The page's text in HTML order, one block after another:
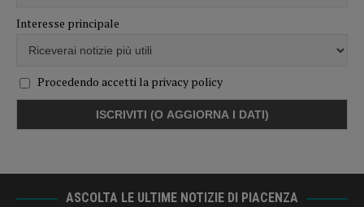
Interesse principale
Procedendo accetti la privacy policy
ASCOLTA LE ULTIME NOTIZIE DI PIACENZA